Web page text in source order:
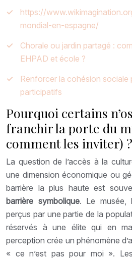
https://
mondial-en-espagne/
Chorale ou jardin partagé :
EHPAD et école ?
Renforcer la cohésion sociale
participatifs
Pourquoi certains
franchir la porte du
comment les inviter) ?
La question de l’accès à la
une dimension économique ou
barrière la plus haute est
barrière symbolique. Le musée,
perçus par une partie de la
réservés à une élite qui en
perception crée un phénomène
« ce n’est pas pour moi ».